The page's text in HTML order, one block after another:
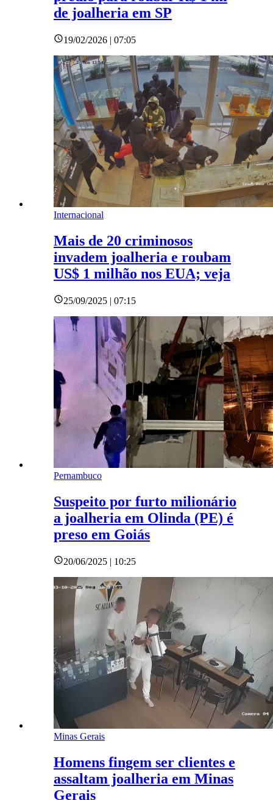
de joalheria em SP
19/02/2026 | 07:05
Internacional
Mais de 20 criminosos
invadem joalheria e roubam
US$ 1 milhão nos EUA; veja
25/09/2025 | 07:15
Pernambuco
Suspeito por furto milionário
a joalheria em Olinda (PE) é
preso em Goiás
20/06/2025 | 10:25
Minas Gerais
Homens fingem ser clientes e
assaltam joalheria em Minas
Gerais